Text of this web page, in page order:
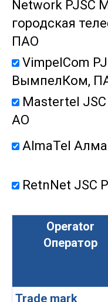
Network PJSC
городская
ПАО
VimpelCom
ВымпелКом,
Mastertel
АО
AlmaTel
RetnNet JSC
Operator
Оператор
Trade mark